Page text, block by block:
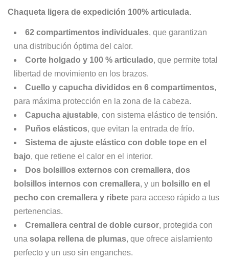
Chaqueta ligera de expedición 100% articulada.
62 compartimentos individuales, que garantizan
una distribución óptima del calor.
Corte holgado y 100 % articulado, que permite total
libertad de movimiento en los brazos.
Cuello y capucha divididos en 6 compartimentos,
para máxima protección en la zona de la cabeza.
Capucha ajustable, con sistema elástico de tensión.
Puños elásticos, que evitan la entrada de frío.
Sistema de ajuste elástico con doble tope en el
bajo, que retiene el calor en el interior.
Dos bolsillos externos con cremallera, dos
bolsillos internos con cremallera, y un bolsillo en el
pecho con cremallera y ribete para acceso rápido a tus
pertenencias.
Cremallera central de doble cursor, protegida con
una solapa rellena de plumas, que ofrece aislamiento
perfecto y un uso sin enganches.